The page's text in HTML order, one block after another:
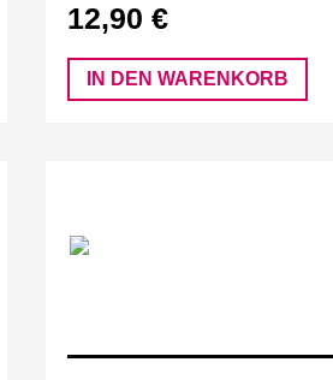
12,90 €
IN DEN WARENKORB